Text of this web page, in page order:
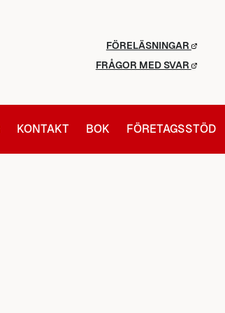
FÖRELÄSNINGAR
FRÅGOR MED SVAR
KONTAKT BOK FÖRETAGSSTÖD